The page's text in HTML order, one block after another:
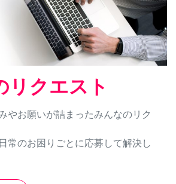
リクエスト
やお願いが詰まったみんなのリク
常のお困りごとに応募して解決し